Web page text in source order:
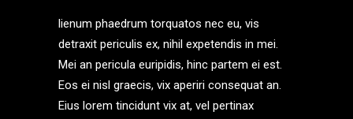
lienum phaedrum torquatos nec eu, vis
detraxit periculis ex, nihil expetendis in mei.
Mei an pericula euripidis, hinc partem ei est.
Eos ei nisl graecis, vix aperiri consequat an.
Eius lorem tincidunt vix at, vel pertinax